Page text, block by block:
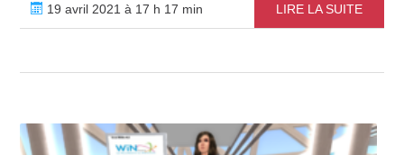
19 avril 2021 à 17 h 17 min LIRE LA SUITE